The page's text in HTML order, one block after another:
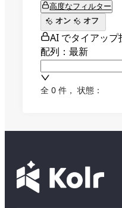
高度なフィルター
オン
オフ
AI でタイアッ
配列：最新
全 0 件 ， 状態：